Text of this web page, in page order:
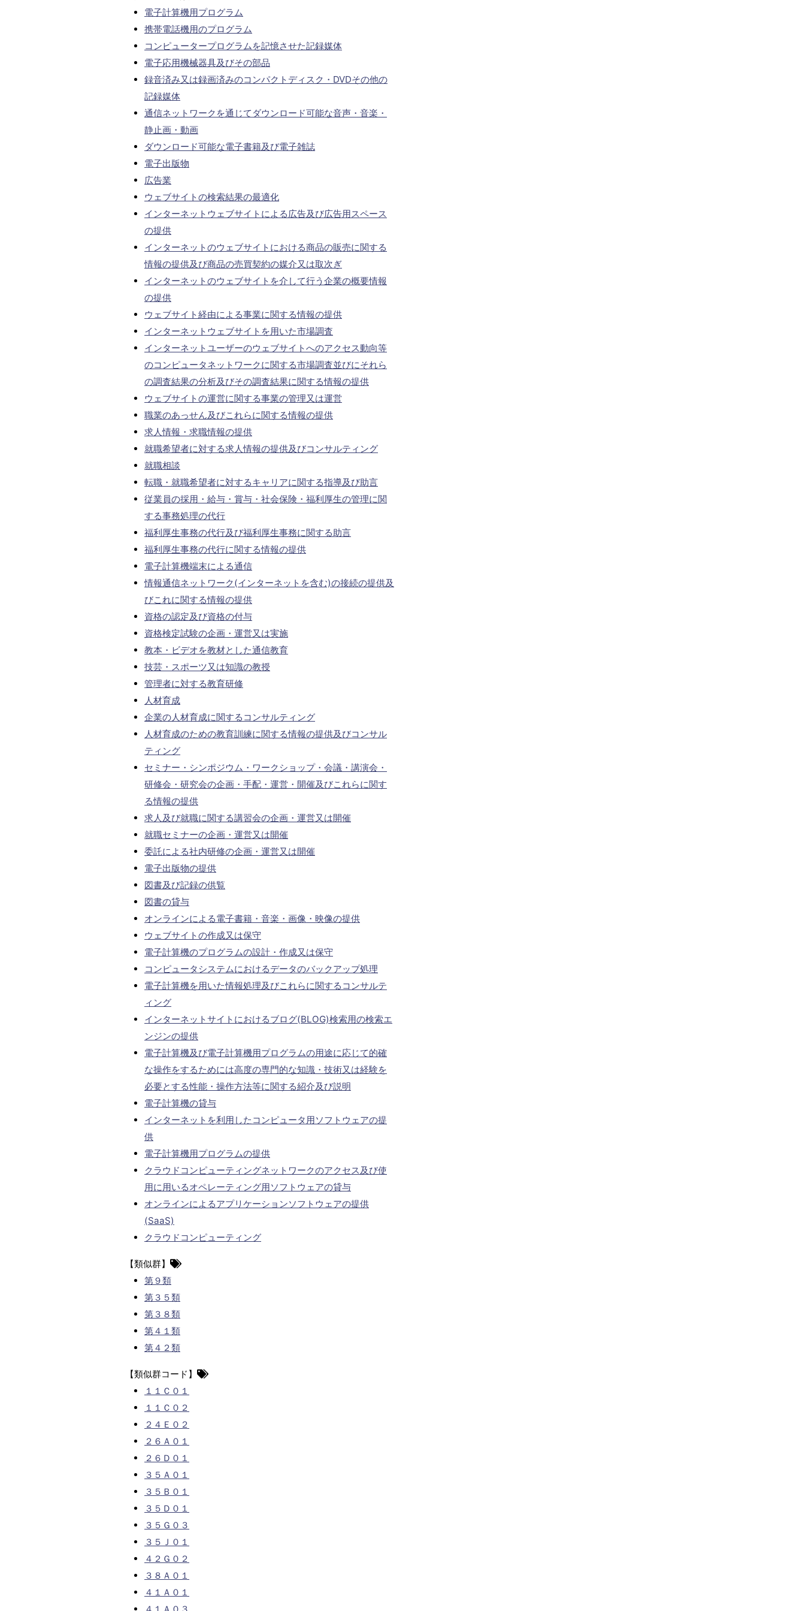
電子計算機用プログラム
携帯電話機用のプログラム
コンピュータープログラムを記憶させた記録媒体
電子応用機械器具及びその部品
録音済み又は録画済みのコンパクトディスク・DVDその他の
記録媒体
通信ネットワークを通じてダウンロード可能な音声・音楽・
静止画・動画
ダウンロード可能な電子書籍及び電子雑誌
電子出版物
広告業
ウェブサイトの検索結果の最適化
インターネットウェブサイトによる広告及び広告用スペース
の提供
インターネットのウェブサイトにおける商品の販売に関する
情報の提供及び商品の売買契約の媒介又は取次ぎ
インターネットのウェブサイトを介して行う企業の概要情報
の提供
ウェブサイト経由による事業に関する情報の提供
インターネットウェブサイトを用いた市場調査
インターネットユーザーのウェブサイトへのアクセス動向等
のコンピュータネットワークに関する市場調査並びにそれら
の調査結果の分析及びその調査結果に関する情報の提供
ウェブサイトの運営に関する事業の管理又は運営
職業のあっせん及びこれらに関する情報の提供
求人情報・求職情報の提供
就職希望者に対する求人情報の提供及びコンサルティング
就職相談
転職・就職希望者に対するキャリアに関する指導及び助言
従業員の採用・給与・賞与・社会保険・福利厚生の管理に関
する事務処理の代行
福利厚生事務の代行及び福利厚生事務に関する助言
福利厚生事務の代行に関する情報の提供
電子計算機端末による通信
情報通信ネットワーク(インターネットを含む)の接続の提供及
びこれに関する情報の提供
資格の認定及び資格の付与
資格検定試験の企画・運営又は実施
教本・ビデオを教材とした通信教育
技芸・スポーツ又は知識の教授
管理者に対する教育研修
人材育成
企業の人材育成に関するコンサルティング
人材育成のための教育訓練に関する情報の提供及びコンサル
ティング
セミナー・シンポジウム・ワークショップ・会議・講演会・
研修会・研究会の企画・手配・運営・開催及びこれらに関す
る情報の提供
求人及び就職に関する講習会の企画・運営又は開催
就職セミナーの企画・運営又は開催
委託による社内研修の企画・運営又は開催
電子出版物の提供
図書及び記録の供覧
図書の貸与
オンラインによる電子書籍・音楽・画像・映像の提供
ウェブサイトの作成又は保守
電子計算機のプログラムの設計・作成又は保守
コンピュータシステムにおけるデータのバックアップ処理
電子計算機を用いた情報処理及びこれらに関するコンサルテ
ィング
インターネットサイトにおけるブログ(BLOG)検索用の検索エ
ンジンの提供
電子計算機及び電子計算機用プログラムの用途に応じて的確
な操作をするためには高度の専門的な知識・技術又は経験を
必要とする性能・操作方法等に関する紹介及び説明
電子計算機の貸与
インターネットを利用したコンピュータ用ソフトウェアの提
供
電子計算機用プログラムの提供
クラウドコンピューティングネットワークのアクセス及び使
用に用いるオペレーティング用ソフトウェアの貸与
オンラインによるアプリケーションソフトウェアの提供
(SaaS)
クラウドコンピューティング
【類似群】
第９類
第３５類
第３８類
第４１類
第４２類
【類似群コード】
１１Ｃ０１
１１Ｃ０２
２４Ｅ０２
２６Ａ０１
２６Ｄ０１
３５Ａ０１
３５Ｂ０１
３５Ｄ０１
３５Ｇ０３
３５Ｊ０１
４２Ｇ０２
３８Ａ０１
４１Ａ０１